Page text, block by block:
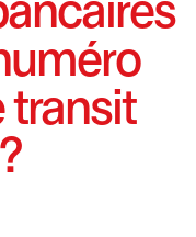
transit